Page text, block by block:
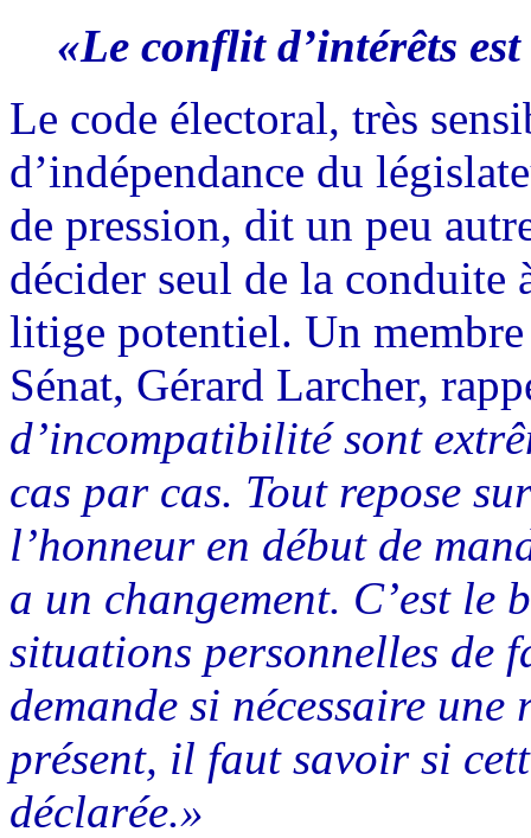
«Le conflit d’intérêts
Le code électoral, très
d’indépendance du
de pression, dit un peu
décider seul de la conduite
litige potentiel. Un
Sénat, Gérard Larcher,
d’incompatibilité sont
cas par cas. Tout repose
l’honneur en début de
a un changement. C’est le
situations personnelles de
demande si nécessaire
présent, il faut savoir si
déclarée.»